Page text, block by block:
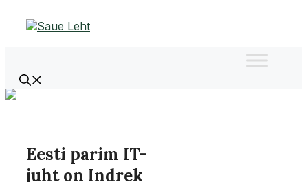
Eesti parim IT-
juht on Indrek